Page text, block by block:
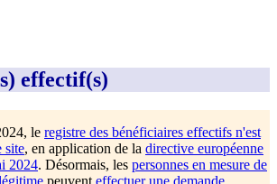
effectif(s)
le registre des bénéficiaires effectifs n'est
site, en application de la directive européenne
2024. Désormais, les personnes en mesure de